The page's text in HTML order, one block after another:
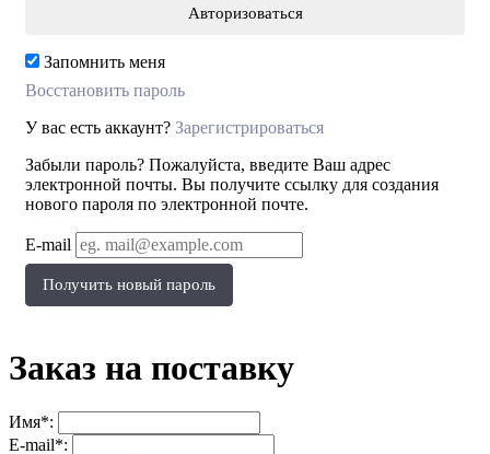
Запомнить меня
Восстановить пароль
У вас есть аккаунт? Зарегистрироваться
Забыли пароль? Пожалуйста, введите Ваш адрес
электронной почты. Вы получите ссылку для создания
нового пароля по электронной почте.
E-mail
Получить новый пароль
Заказ на поставку
Имя*:
E-mail*: